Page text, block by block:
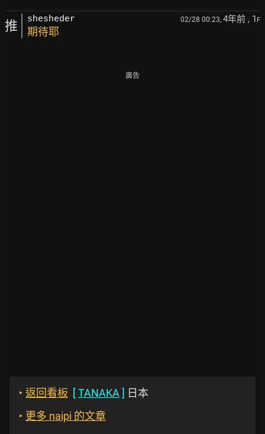
推 shesheder 02/28 00:23, 4年前 , 1 F
期待耶
廣告
‣ 返回看板 [TANAKA ] 日本
‣ 更多 naipi 的文章